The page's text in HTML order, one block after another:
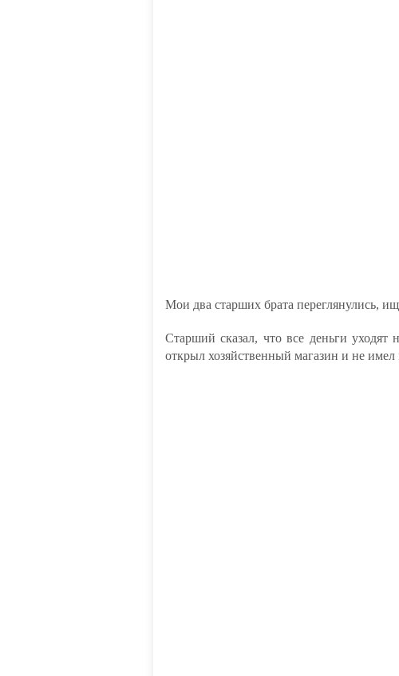
Мои два старших брата переглянулись,
Старший сказал, что все деньги уходят
открыл хозяйственный магазин и не имел